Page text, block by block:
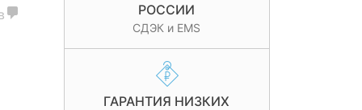
РОССИИ
СДЭК и EMS
ГАРАНТИЯ НИЗКИХ